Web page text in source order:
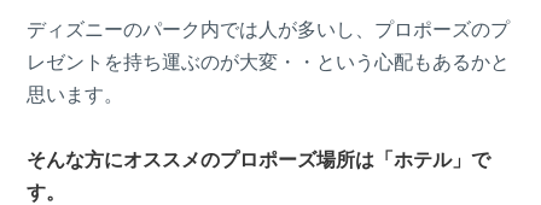
ディズニーのパーク内では人が多いし、プロポーズのプ
レゼントを持ち運ぶのが大変・・という心配もあるかと
思います。
そんな方にオススメのプロポーズ場所は「ホテル」で
す。